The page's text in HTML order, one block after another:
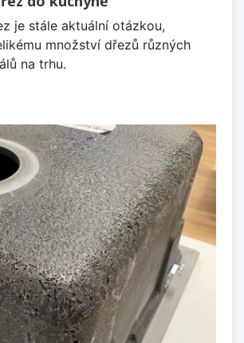
je stále aktuální otázkou,
množství dřezů různých
na trhu.